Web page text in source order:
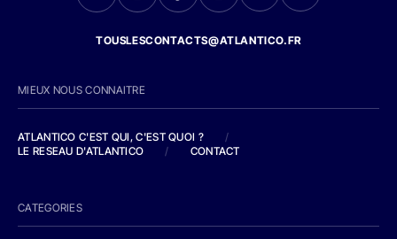
TOUSLESCONTACTS@ATLANTICO.FR
MIEUX NOUS CONNAITRE
ATLANTICO C'EST QUI, C'EST QUOI ?
/
LE RESEAU D'ATLANTICO
/ CONTACT
CATEGORIES